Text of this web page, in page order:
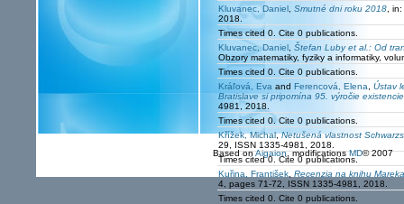
Kluvanec, Daniel Smutné dni roku 2018 ,
2018.
Times cited 0. Cite 0 publications.
Kluvanec, Daniel Štefan Luby et al.: Od
Obzory matematiky, fyziky a informatiky,
Times cited 0. Cite 0 publications.
Kráľová, Eva and Ferencová, Elena
Ústav
Bratislave si pripomína 95. výročie existencie
4981, 2018.
Times cited 0. Cite 0 publications.
Křížek, Michal,Netušená vlastnost
29, ISSN 1335-4981, 2018.
Times cited 0. Cite 0 publications.
Kuřina, František Recenzia na knihu
4, pages 71-72, ISSN 1335-4981, 2018.
Times cited 0. Cite 0 publications.
Based onAigaion, modificationsMD© 2007